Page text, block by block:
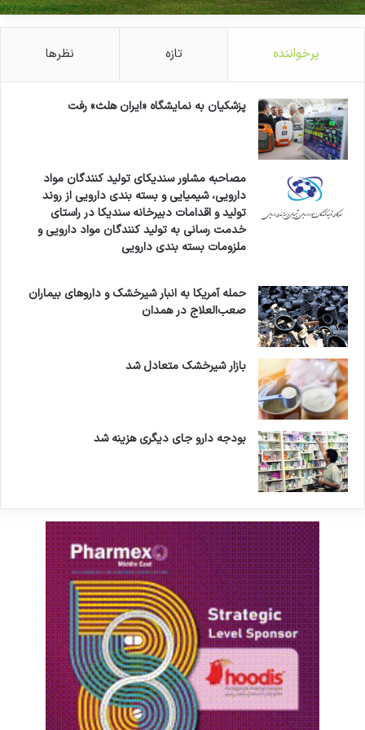
پرخواننده تازه نظرها
پزشکیان به نمایشگاه «ایران هلث» رفت
مصاحبه مشاور سندیکای تولید کنندگان مواد
دارویی، شیمیایی و بسته بندی دارویی از روند
تولید و اقدامات دبیرخانه سندیکا در راستای
خدمت رسانی به تولید کنندگان مواد دارویی و
ملزومات بسته بندی دارویی
حمله آمریکا به انبار شیرخشک و داروهای بیماران
صعب‌العلاج در همدان
بازار شیرخشک متعادل شد
بودجه دارو جای دیگری هزینه شد